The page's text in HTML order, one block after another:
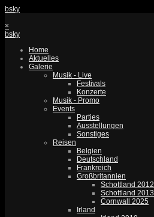
bsky
×
bsky
Home
Aktuelles
Galerie
Musik - Live
Festivals
Konzerte
Musik - Promo
Events
Parties
Ausstellungen
Sonstiges
Reisen
Belgien
Deutschland
Frankreich
Großbritannien
Schottland 2012
Schottland 2013
Cornwall 2025
Irland